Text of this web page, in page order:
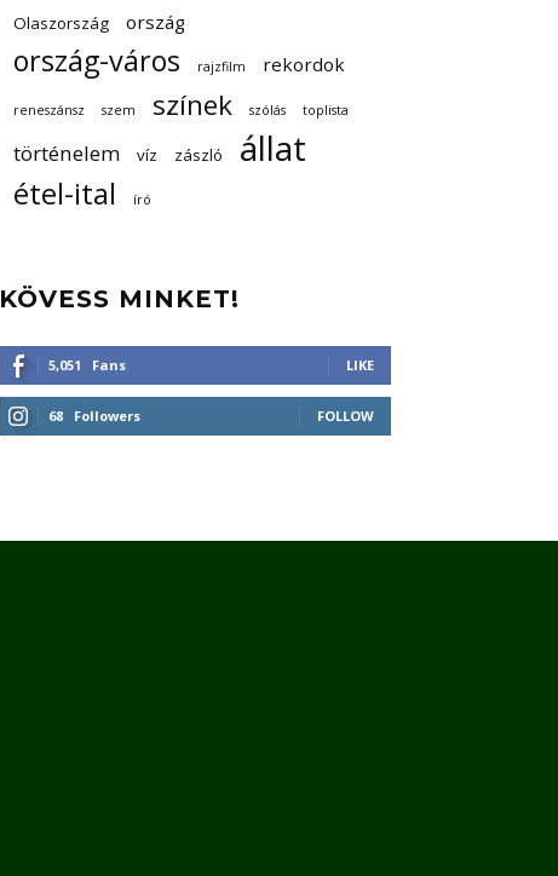
Olaszország ország
ország-város rajzfilm rekordok
reneszánsz szem színek szólás toplista
történelem víz zászló állat
étel-ital író
KÖVESS MINKET!
5,051 Fans LIKE
68 Followers FOLLOW